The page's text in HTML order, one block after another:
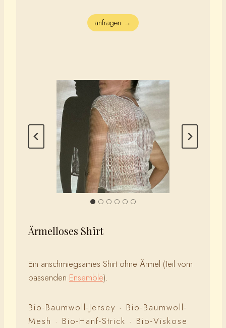
anfragen →
Ärmelloses Shirt
Ein anschmiegsames Shirt ohne Ärmel (Teil vom
passenden Ensemble).
Bio-Baumwoll-Jersey · Bio-Baumwoll-
Mesh · Bio-Hanf-Strick · Bio-Viskose